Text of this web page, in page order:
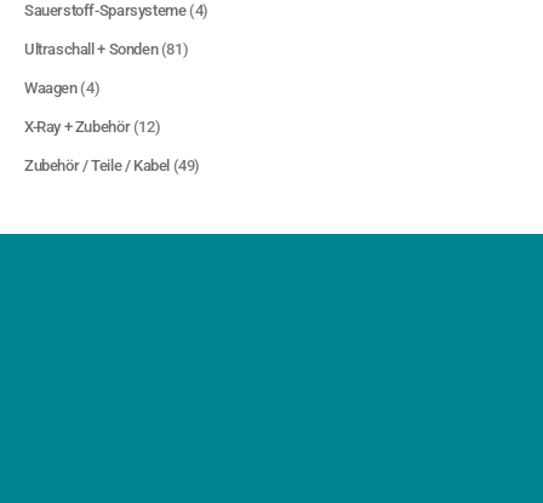
Sauerstoff-Sparsysteme (4)
Ultraschall + Sonden (81)
Waagen (4)
X-Ray + Zubehör (12)
Zubehör / Teile / Kabel (49)